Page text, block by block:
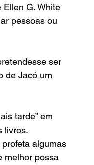
Ellen G. White
pessoas ou
ser
de Jacó um
tarde” em
livros.
algumas
melhor possa